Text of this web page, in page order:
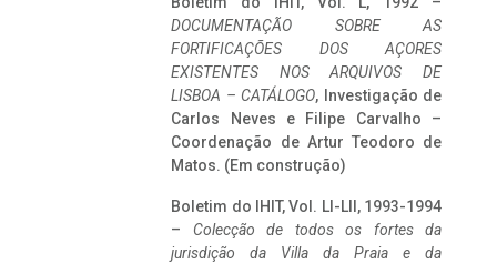
DOCUMENTAÇÃO SOBRE AS
FORTIFICAÇÕES DOS AÇORES
EXISTENTES NOS ARQUIVOS DE
LISBOA – CATÁLOGO, Investigação de
Carlos Neves e Filipe Carvalho –
Coordenação de Artur Teodoro de
Matos. (Em construção)
Boletim do IHIT, Vol. LI-LII, 1993-1994
– Colecção de todos os fortes da
jurisdição da Villa da Praia e da